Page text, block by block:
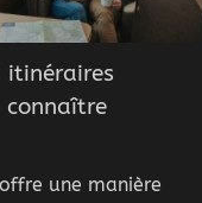
itinéraires
connaître
une manière